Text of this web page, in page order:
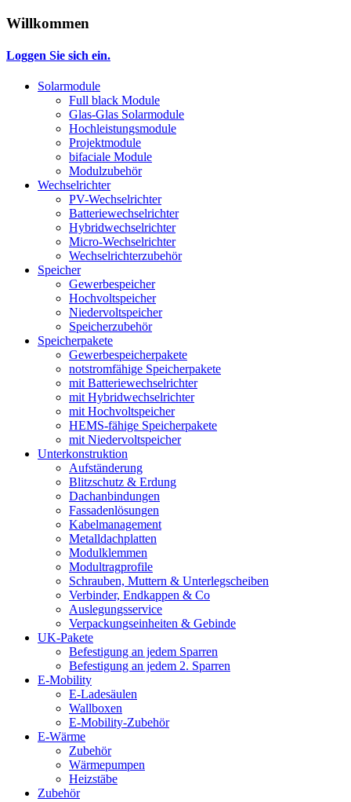
Willkommen
Loggen Sie sich ein.
Solarmodule
Full black Module
Glas-Glas Solarmodule
Hochleistungsmodule
Projektmodule
bifaciale Module
Modulzubehör
Wechselrichter
PV-Wechselrichter
Batteriewechselrichter
Hybridwechselrichter
Micro-Wechselrichter
Wechselrichterzubehör
Speicher
Gewerbespeicher
Hochvoltspeicher
Niedervoltspeicher
Speicherzubehör
Speicherpakete
Gewerbespeicherpakete
notstromfähige Speicherpakete
mit Batteriewechselrichter
mit Hybridwechselrichter
mit Hochvoltspeicher
HEMS-fähige Speicherpakete
mit Niedervoltspeicher
Unterkonstruktion
Aufständerung
Blitzschutz & Erdung
Dachanbindungen
Fassadenlösungen
Kabelmanagement
Metalldachplatten
Modulklemmen
Modultragprofile
Schrauben, Muttern & Unterlegscheiben
Verbinder, Endkappen & Co
Auslegungsservice
Verpackungseinheiten & Gebinde
UK-Pakete
Befestigung an jedem Sparren
Befestigung an jedem 2. Sparren
E-Mobility
E-Ladesäulen
Wallboxen
E-Mobility-Zubehör
E-Wärme
Zubehör
Wärmepumpen
Heizstäbe
Zubehör